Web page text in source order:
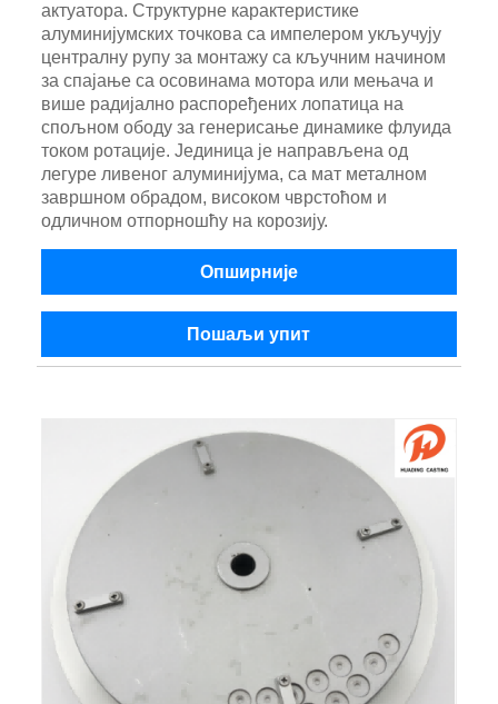
актуатора. Структурне карактеристике
алуминијумских точкова са импелером укључују
централну рупу за монтажу са кључним начином
за спајање са осовинама мотора или мењача и
више радијално распоређених лопатица на
спољном ободу за генерисање динамике флуида
током ротације. Јединица је направљена од
легуре ливеног алуминијума, са мат металном
завршном обрадом, високом чврстоћом и
одличном отпорношћу на корозију.
Опширније
Пошаљи упит